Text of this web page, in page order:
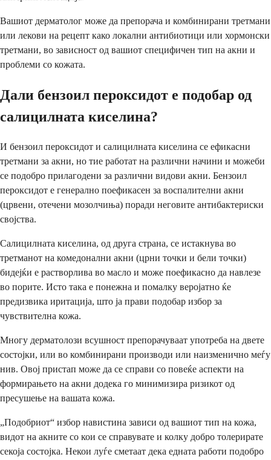
Вашиот дерматолог може да препорача и комбинирани третмани
или лекови на рецепт како локални антибиотици или хормонски
третмани, во зависност од вашиот специфичен тип на акни и
проблеми со кожата.
Дали бензоил пероксидот е подобар од
салицилната киселина?
И бензоил пероксидот и салицилната киселина се ефикасни
третмани за акни, но тие работат на различни начини и можеби
се подобро прилагодени за различни видови акни. Бензоил
пероксидот е генерално поефикасен за воспалителни акни
(црвени, отечени мозолчиња) поради неговите антибактериски
својства.
Салицилната киселина, од друга страна, се истакнува во
третманот на комедонални акни (црни точки и бели точки)
бидејќи е растворлива во масло и може поефикасно да навлезе
во порите. Исто така е понежна и помалку веројатно ќе
предизвика иритација, што ја прави подобар избор за
чувствителна кожа.
Многу дерматолози всушност препорачуваат употреба на двете
состојки, или во комбинирани производи или наизменично меѓу
нив. Овој пристап може да се справи со повеќе аспекти на
формирањето на акни додека го минимизира ризикот од
пресушење на вашата кожа.
„Подобриот“ избор навистина зависи од вашиот тип на кожа,
видот на акните со кои се справувате и колку добро толерирате
секоја состојка. Некои луѓе сметаат дека едната работи подобро